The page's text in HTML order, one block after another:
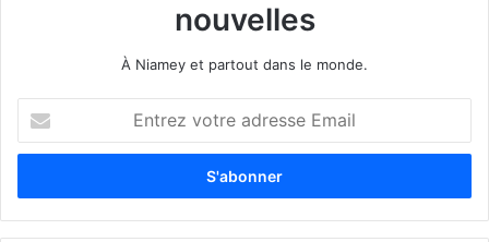
nouvelles
À Niamey et partout dans le monde.
t
e
z